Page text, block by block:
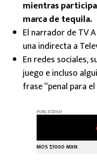
mientras
marca de tequila.
El narrador de TV
una indirecta a
En redes sociales,
juego e incluso
frase “penal para